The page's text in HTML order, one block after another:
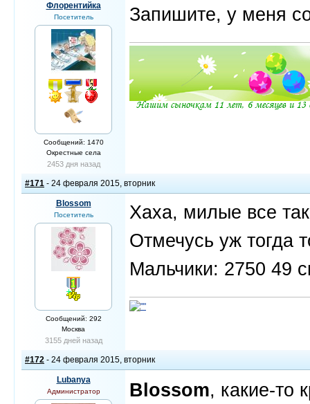
Флорентийка
Посетитель
Сообщений: 1470
Окрестные села
2453 дня назад
Запишите, у меня
#171 - 24 февраля 2015, вторник
Blossom
Посетитель
Сообщений: 292
Москва
3155 дней назад
Хаха, милые все
Отмечусь уж тогда
Мальчики: 2750 49
#172 - 24 февраля 2015, вторник
Lubanya
Администратор Blossom, какие-то